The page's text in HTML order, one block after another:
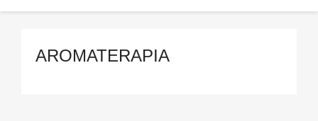
AROMATERAPIA